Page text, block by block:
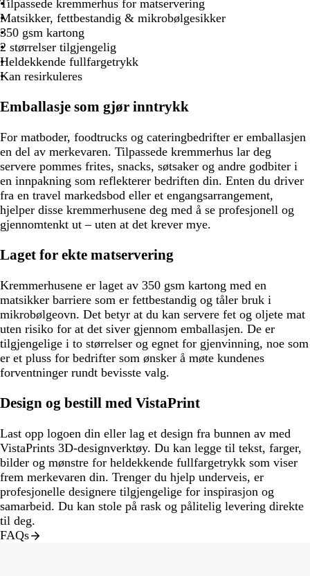
Tilpassede kremmerhus for matservering
Matsikker, fettbestandig & mikrobølgesikker
350 gsm kartong
2 størrelser tilgjengelig
Heldekkende fullfargetrykk
Kan resirkuleres
Emballasje som gjør inntrykk
For matboder, foodtrucks og cateringbedrifter er emballasjen
en del av merkevaren. Tilpassede kremmerhus lar deg
servere pommes frites, snacks, søtsaker og andre godbiter i
en innpakning som reflekterer bedriften din. Enten du driver
fra en travel markedsbod eller et engangsarrangement,
hjelper disse kremmerhusene deg med å se profesjonell og
gjennomtenkt ut – uten at det krever mye.
Laget for ekte matservering
Kremmerhusene er laget av 350 gsm kartong med en
matsikker barriere som er fettbestandig og tåler bruk i
mikrobølgeovn. Det betyr at du kan servere fet og oljete mat
uten risiko for at det siver gjennom emballasjen. De er
tilgjengelige i to størrelser og egnet for gjenvinning, noe som
er et pluss for bedrifter som ønsker å møte kundenes
forventninger rundt bevisste valg.
Design og bestill med VistaPrint
Last opp logoen din eller lag et design fra bunnen av med
VistaPrints 3D-designverktøy. Du kan legge til tekst, farger,
bilder og mønstre for heldekkende fullfargetrykk som viser
frem merkevaren din. Trenger du hjelp underveis, er
profesjonelle designere tilgjengelige for inspirasjon og
samarbeid. Du kan stole på rask og pålitelig levering direkte
til deg.
FAQs